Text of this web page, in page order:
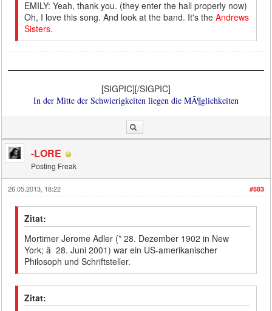
EMILY: Yeah, thank you. (they enter the hall properly now)
Oh, I love this song. And look at the band. It's theAndrews
Sisters.
[SIGPIC][/SIGPIC]
In der Mitte der Schwierigkeiten liegen die MÃ¶glichkeiten
-LORE
Posting Freak
#883
26.05.2013, 18:22
Zitat:
Mortimer Jerome Adler (* 28. Dezember 1902 in New
York; â 28. Juni 2001) war ein US-amerikanischer
Philosoph und Schriftsteller.
Zitat: